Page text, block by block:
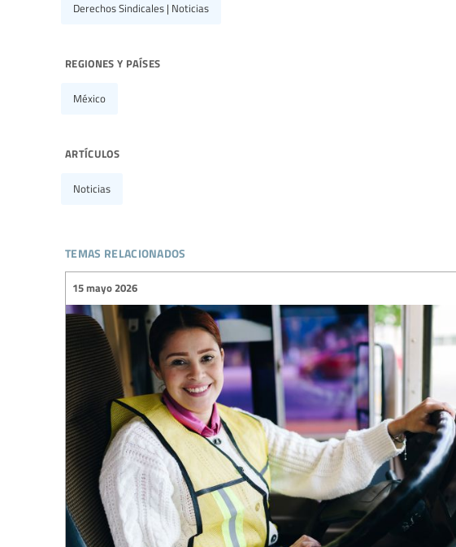
Derechos Sindicales | Noticias
regiones y países
México
artículos
Noticias
temas relacionados
15 mayo 2026